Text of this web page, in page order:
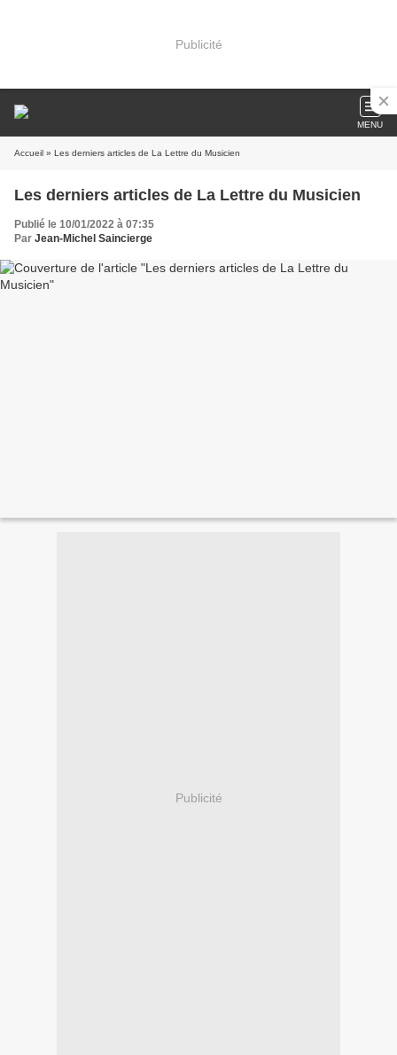
Publicité
MENU
Accueil » Les derniers articles de La Lettre du Musicien
Les derniers articles de La Lettre du Musicien
Publié le 10/01/2022 à 07:35
Par Jean-Michel Saincierge
Publicité